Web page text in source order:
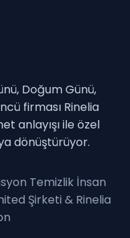
Doğum Günü,
firması Rinelia
anlayışı ile özel
dönüştürüyor.
Temizlik İnsan
Şirketi & Rinelia